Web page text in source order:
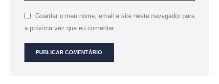
Guardar o meu nome, email e site neste navegador para
a próxima vez que eu comentar.